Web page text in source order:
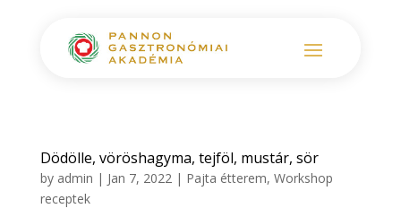
Dödölle, vöröshagyma, tejföl, mustár, sör
by admin | Jan 7, 2022| Pajta étterem, Workshop
receptek